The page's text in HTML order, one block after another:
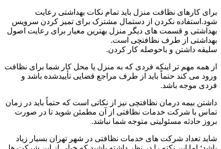
برای کارهای نظافت منزل باید تمام نکات بهداشتی رعایت
شود.استفاده نکردن از دستمال مشترک برای تمیز کردن سرویس
بهداشتی و قسمت های دیگر منزل بهترین معیار برای رعایت اصول
بهداشتی از طرف نظافتچی است.
سلیقه داشتن و باحوصله کار کردن.
از همه مهم تر اینکه فردی که به منزل یا محل کار شما برای نظافت
ورود می کند حتماً باید از طرف مراجع قضایی تأییدشده باشد و
فردی موجه باشد.
داشتن بیمه درمان نظافتچی نیز از نکاتی است که حتماً باید در زمان
تماس با شرکت خدمات نظافتی از آن مطمئن شوید تا در صورت
بروز حادثه مسئولیتی متوجه شما نباشد.
شاید تعداد شرکت های خدمات نظافتی در شهر تهران بسیار زیاد